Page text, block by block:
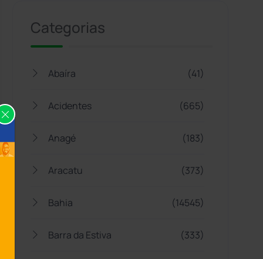
Categorias
Abaíra (41)
Acidentes (665)
Anagé (183)
Aracatu (373)
Bahia (14545)
Barra da Estiva (333)